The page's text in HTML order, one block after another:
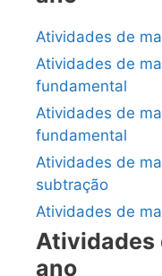
Atividades de
Atividades de
fundamental
Atividades de
fundamental
Atividades de
subtração
Atividades de
Atividades
ano